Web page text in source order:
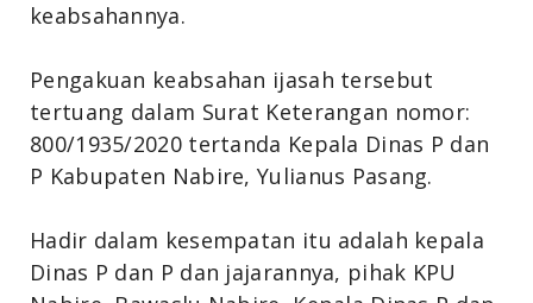
keabsahannya.
Pengakuan keabsahan ijasah tersebut
tertuang dalam Surat Keterangan nomor:
800/1935/2020 tertanda Kepala Dinas P dan
P Kabupaten Nabire, Yulianus Pasang.
Hadir dalam kesempatan itu adalah kepala
Dinas P dan P dan jajarannya, pihak KPU